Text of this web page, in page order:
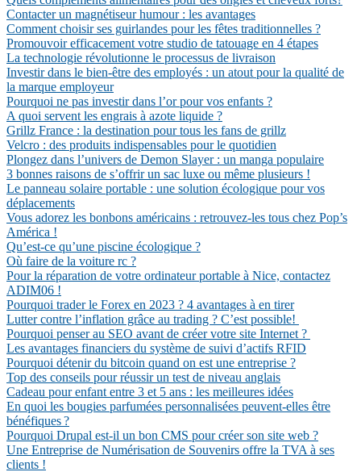
Contacter un magnétiseur humour : les avantages
Comment choisir ses guirlandes pour les fêtes traditionnelles ?
Promouvoir efficacement votre studio de tatouage en 4 étapes
La technologie révolutionne le processus de livraison
Investir dans le bien-être des employés : un atout pour la qualité de
la marque employeur
Pourquoi ne pas investir dans l’or pour vos enfants ?
A quoi servent les engrais à azote liquide ?
Grillz France : la destination pour tous les fans de grillz
Velcro : des produits indispensables pour le quotidien
Plongez dans l’univers de Demon Slayer : un manga populaire
3 bonnes raisons de s’offrir un sac luxe ou même plusieurs !
Le panneau solaire portable : une solution écologique pour vos
déplacements
Vous adorez les bonbons américains : retrouvez-les tous chez Pop’s
América !
Qu’est-ce qu’une piscine écologique ?
Où faire de la voiture rc ?
Pour la réparation de votre ordinateur portable à Nice, contactez
ADIM06 !
Pourquoi trader le Forex en 2023 ? 4 avantages à en tirer
Lutter contre l’inflation grâce au trading ? C’est possible!
Pourquoi penser au SEO avant de créer votre site Internet ?
Les avantages financiers du système de suivi d’actifs RFID
Pourquoi détenir du bitcoin quand on est une entreprise ?
Top des conseils pour réussir un test de niveau anglais
Cadeau pour enfant entre 3 et 5 ans : les meilleures idées
En quoi les bougies parfumées personnalisées peuvent-elles être
bénéfiques ?
Pourquoi Drupal est-il un bon CMS pour créer son site web ?
Une Entreprise de Numérisation de Souvenirs offre la TVA à ses
clients !